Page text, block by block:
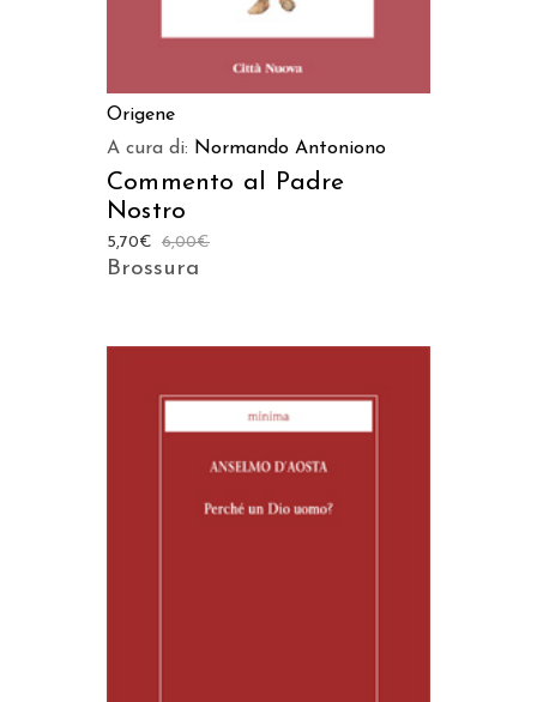
Origene
A cura di: Normando Antoniono
Commento al Padre
Nostro
6,00€
5,70€
Brossura